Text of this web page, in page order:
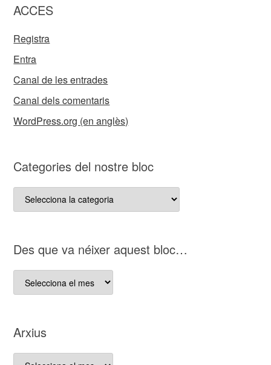
ACCES
Registra
Entra
Canal de les entrades
Canal dels comentaris
WordPress.org (en anglès)
Categories del nostre bloc
Categories
del
D es que va néixer aquest bloc…
D es
que
aquest
bloc…
Arxius
Arxius